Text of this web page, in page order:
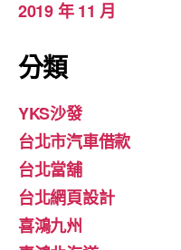
2019 年 11 月
分類
YKS沙發
台北市汽車借款
台北當舖
台北網頁設計
喜鴻九州